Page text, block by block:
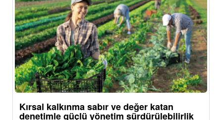
Kırsal kalkınma sabır ve değer katan
denetimle güçlü yönetim sürdürülebilirlik